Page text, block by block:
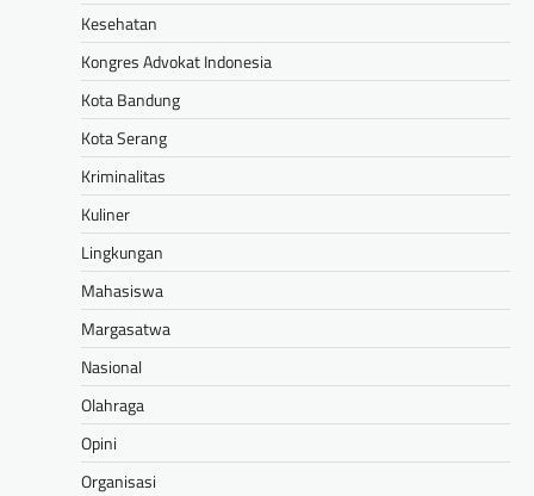
Kesehatan
Kongres Advokat Indonesia
Kota Bandung
Kota Serang
Kriminalitas
Kuliner
Lingkungan
Mahasiswa
Margasatwa
Nasional
Olahraga
Opini
Organisasi